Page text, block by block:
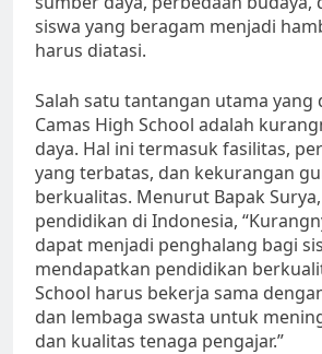
siswa yang beragam menjadi
harus diatasi.
Salah satu tantangan utama yang
Camas High School adalah
daya. Hal ini termasuk fasilitas,
yang terbatas, dan kekurangan
berkualitas. Menurut Bapak
pendidikan di Indonesia,
dapat menjadi penghalang bagi
mendapatkan pendidikan
School harus bekerja sama
dan lembaga swasta untuk
dan kualitas tenaga pengajar.”